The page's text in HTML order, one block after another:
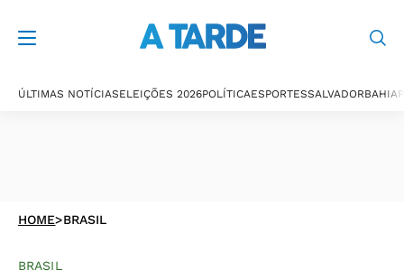
ÚLTIMAS NOTÍCIASELEIÇÕES 2026POLÍTICAESPORTESSALVADORBAHIA
HOME>BRASIL
BRASIL